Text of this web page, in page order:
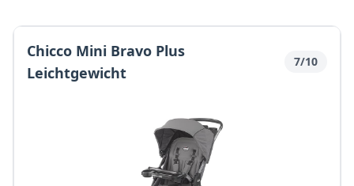
Chicco Mini Bravo Plus
Leichtgewicht
7/10